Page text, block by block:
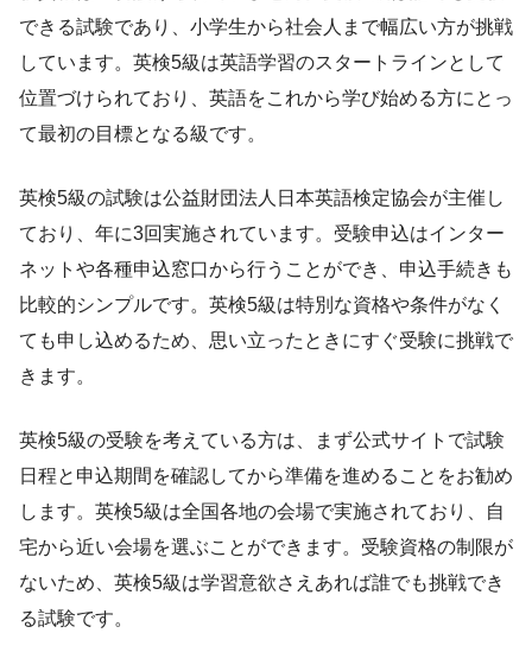
できる試験であり、小学生から社会人まで幅広い方が挑戦
しています。英検5級は英語学習のスタートラインとして
位置づけられており、英語をこれから学び始める方にとっ
て最初の目標となる級です。
英検5級の試験は公益財団法人日本英語検定協会が主催し
ており、年に3回実施されています。受験申込はインター
ネットや各種申込窓口から行うことができ、申込手続きも
比較的シンプルです。英検5級は特別な資格や条件がなく
ても申し込めるため、思い立ったときにすぐ受験に挑戦で
きます。
英検5級の受験を考えている方は、まず公式サイトで試験
日程と申込期間を確認してから準備を進めることをお勧め
します。英検5級は全国各地の会場で実施されており、自
宅から近い会場を選ぶことができます。受験資格の制限が
ないため、英検5級は学習意欲さえあれば誰でも挑戦でき
る試験です。